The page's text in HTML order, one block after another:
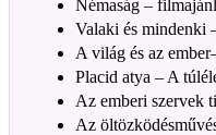
Némaság –
Valaki és mindenki
A világ és az
Placid atya – A
Az emberi szervek
Az